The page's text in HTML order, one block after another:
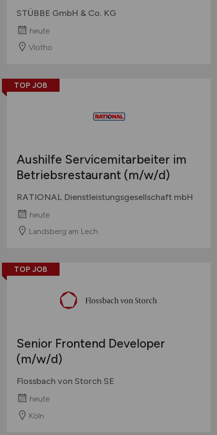
STÜBBE GmbH & Co. KG
heute
Vlotho
TOP JOB
Aushilfe Servicemitarbeiter im
Betriebsrestaurant (m/w/d)
RATIONAL Dienstleistungsgesellschaft mbH
heute
Landsberg am Lech
TOP JOB
Senior Frontend Developer
(m/w/d)
Flossbach von Storch SE
heute
Köln